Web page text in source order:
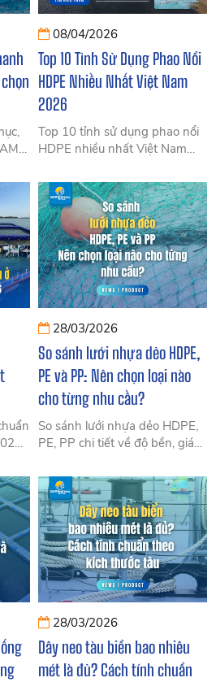
lưới
08/04/2026
Top 10 Tỉnh Sử Dụng Phao Nổi
HDPE Nhiều Nhất Việt Nam
2026
Top 10 tỉnh sử dụng phao nổi
HDPE nhiều nhất Việt Nam
Hòa, Kiên Giang, Phú Quốc…
dẫn đầu nhờ nuôi biển và du
lịch. SIAM Brothers Việt Nam
cung cấp giải pháp mô-đun
bền trên 10 năm, thi công
nhanh.
28/03/2026
So sánh lưới nhựa dẻo HDPE,
PE và PP: Nên chọn loại nào
cho từng nhu cầu?
So sánh lưới nhựa dẻo HDPE,
PE, PP chi tiết về độ bền, giá
Việt Nam sẽ tư vấn chọn đúng
loại cho nuôi cá, nông nghiệp,
đại lý.
28/03/2026
Dây neo tàu biển bao nhiêu
mét là đủ? Cách tính chuẩn